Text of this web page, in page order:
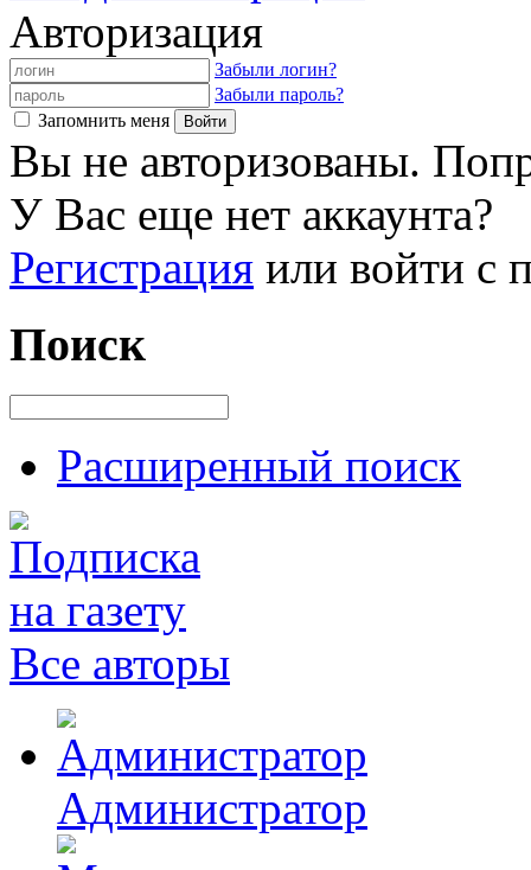
Авторизация
Забыли логин?
Забыли пароль?
Запомнить меня
Вы не авторизованы.
У Вас еще нет аккаунта?
Регистрация или войти с
Поиск
Расширенный поиск
Все авторы
Администратор